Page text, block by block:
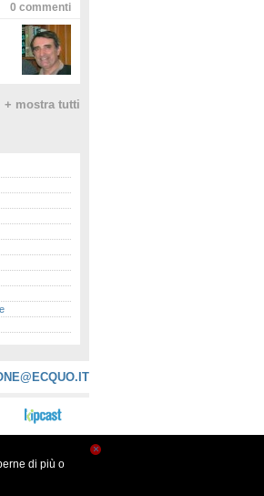
0 commenti
+ mostra tutti
e la
×
di più o